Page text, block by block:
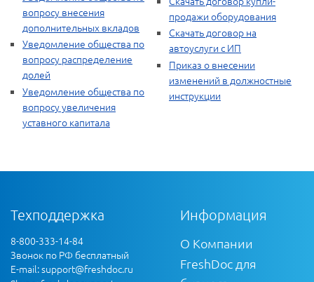
вопросу внесения
дополнительных вкладов
Уведомление общества по
вопросу распределение
долей
Уведомление общества по
вопросу увеличения
уставного капитала
продажи оборудования
Скачать договор на
автоуслуги с ИП
Приказ о внесении
изменений в должностные
инструкции
Техподдержка
8-800-333-14-84
Звонок по РФ бесплатный
E-mail:support@freshdoc.ru
Информация
О Компании
FreshDoc для